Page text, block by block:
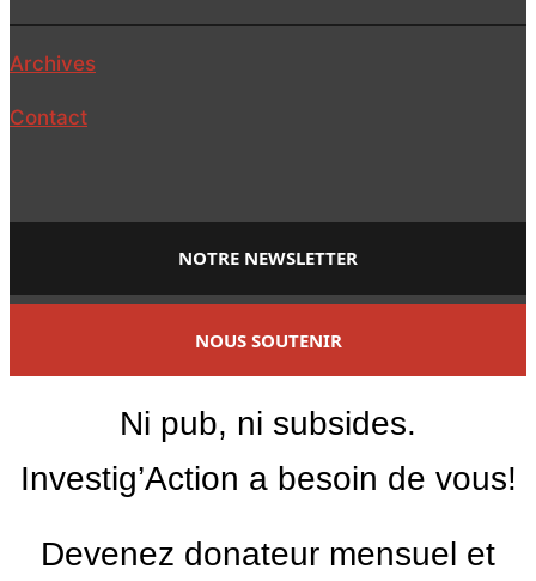
Archives
Contact
NOTRE NEWSLETTER
NOUS SOUTENIR
Ni pub, ni subsides.
Investig’Action a besoin de vous!
Devenez donateur mensuel et